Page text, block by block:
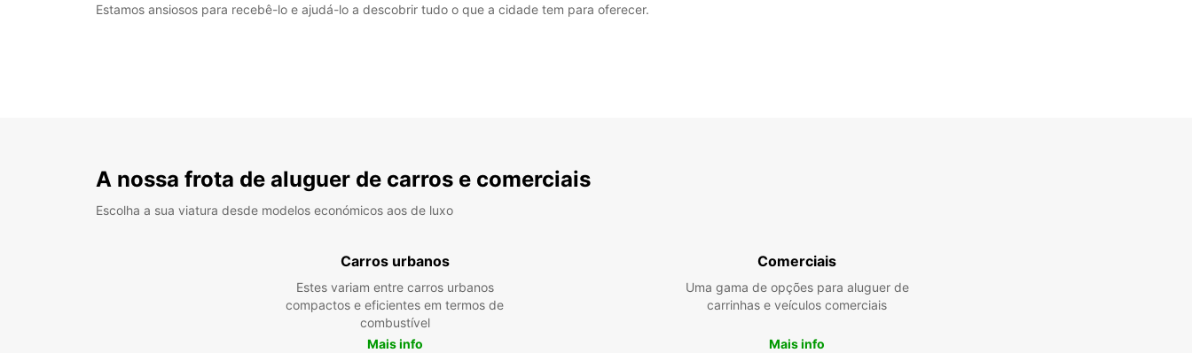
Estamos ansiosos para recebê-lo e ajudá-lo a descobrir tudo o que a cidade tem para oferecer.
A nossa frota de aluguer de carros e comerciais
Escolha a sua viatura desde modelos económicos aos de luxo
Carros urbanos
Estes variam entre carros urbanos
compactos e eficientes em termos de
combustível
Mais info
Comerciais
Uma gama de opções para aluguer de
carrinhas e veículos comerciais
Mais info